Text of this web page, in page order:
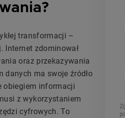
transformacji –
Internet zdominował
oraz przekazywania
ma swoje źródło
obiegiem informacji
z wykorzystaniem
cyfrowych. To